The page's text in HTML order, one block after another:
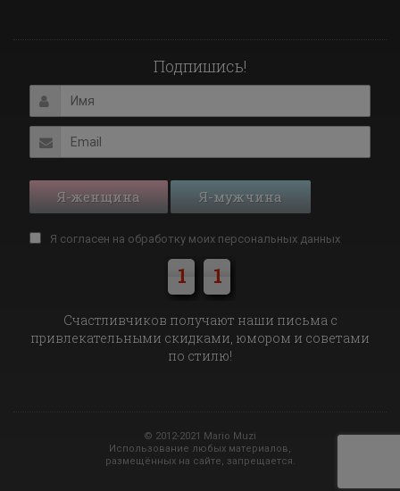
Подпишись!
Я-женщина Я-мужчина
Я согласен на обработку моих персональных данных
1 1
Cчастливчиков получают наши письма с
привлекательными скидками, юмором и советами
по стилю!
© 2012-2021 Mario Muzi
Использование любых материалов,
размещённых на сайте, запрещается.